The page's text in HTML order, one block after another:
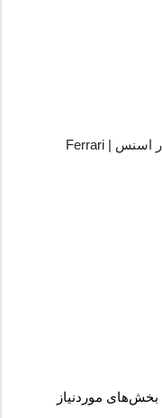
عطر ادکلن فراری سدار اسنس | Ferrari
بخش‌های موردنیاز